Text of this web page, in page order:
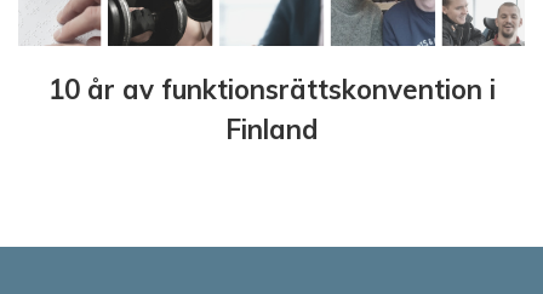
10 år av funktionsrättskonvention i
Finland